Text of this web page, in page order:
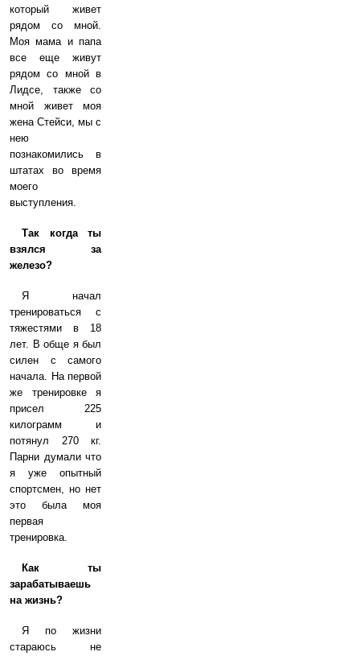
который живет
рядом со мной.
Моя мама и папа
все еще живут
рядом со мной в
Лидсе, также со
мной живет моя
жена Стейси, мы с
нею
познакомились в
штатах во время
моего
выступления.
Так когда ты
взялся за
железо?
Я начал
тренироваться с
тяжестями в 18
лет. В обще я был
силен с самого
начала. На первой
же тренировке я
присел 225
килограмм и
потянул 270 кг.
Парни думали что
я уже опытный
спортсмен, но нет
это была моя
первая
тренировка.
Как ты
зарабатываешь
на жизнь?
Я по жизни
стараюсь не